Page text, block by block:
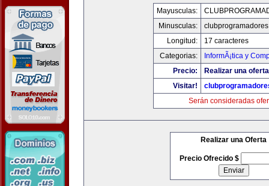
Mayusculas:
Minusculas:
Longitud:
17 caracteres
Categorias:
InformÃ¡tica y
Precio:
Realizar una
Visitar!
Serán consideradas
Realizar una Oferta
Precio Ofrecido $